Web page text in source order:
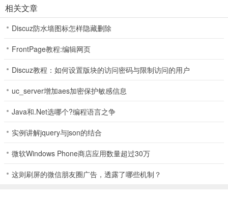
8、已知结果求因子
9、数学填空题、判断题、选择题、应用题
二、语文
1、语文练习册、辅导书客观题都支持批改
软件亮点
本次更新：批改更精准～
更新日志
相关文章
Discuz防水墙图标怎样隐藏删除
FrontPage教程:编辑网页
Discuz教程：如何设置版块的访问密码与限制访问的用户
uc_server增加aes加密保护敏感信息
Java和.Net选哪个?编程语言之争
实例讲解jquery与json的结合
微软Windows Phone商店应用数量超过30万
这则刷屏的微信朋友圈广告，透露了哪些机制？